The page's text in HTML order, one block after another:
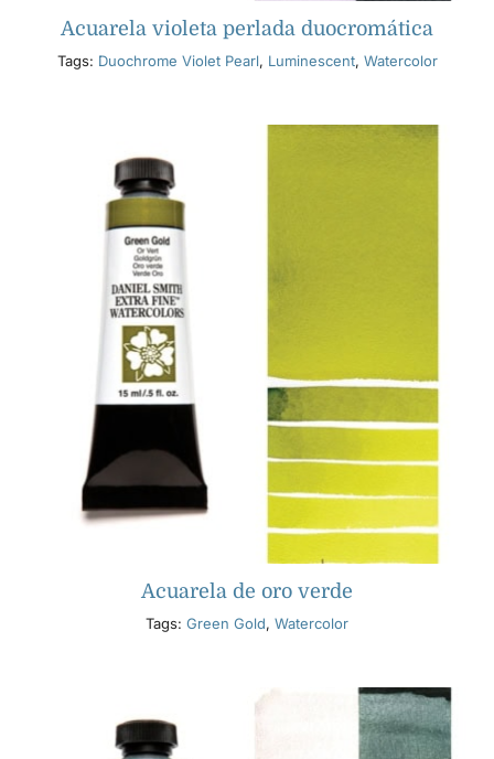
Acuarela violeta perlada duocromática
Tags: Duochrome Violet Pearl, Luminescent, Watercolor
Acuarela de oro verde
Tags: Green Gold, Watercolor